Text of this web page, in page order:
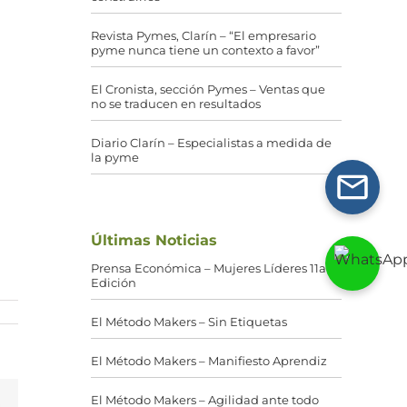
Revista Pymes, Clarín – “El empresario
pyme nunca tiene un contexto a favor”
El Cronista, sección Pymes – Ventas que
no se traducen en resultados
Diario Clarín – Especialistas a medida de
la pyme
Últimas Noticias
Prensa Económica – Mujeres Líderes 11a
Edición
El Método Makers – Sin Etiquetas
El Método Makers – Manifiesto Aprendiz
El Método Makers – Agilidad ante todo